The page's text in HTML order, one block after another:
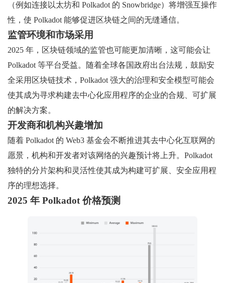
（例如连接以太坊和 Polkadot 的 Snowbridge）将增强互操作
性，使 Polkadot 能够促进区块链之间的无缝通信。
监管环境和市场采用
2025 年，区块链领域的监管也可能更加清晰，这可能会让
Polkadot 等平台受益。随着全球各国政府出台法规，鼓励安
全采用区块链技术，Polkadot 强大的治理和安全模型可能会
使其成为寻求构建去中心化应用程序的企业的合规、可扩展
的解决方案。
开发商和机构兴趣增加
随着 Polkadot 的 Web3 基金会不断推进其去中心化互联网的
愿景，机构和开发者对该网络的兴趣预计将上升。Polkadot
独特的分片架构和灵活性使其成为构建可扩展、安全应用程
序的理想选择。
2025 年 Polkadot 价格预测